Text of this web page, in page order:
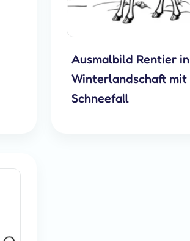
Ausmalbild Rentier in
Winterlandschaft mit
Schneefall